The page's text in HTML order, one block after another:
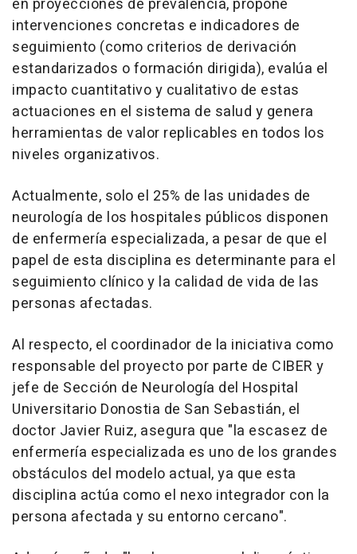
en proyecciones de prevalencia, propone
intervenciones concretas e indicadores de
seguimiento (como criterios de derivación
estandarizados o formación dirigida), evalúa el
impacto cuantitativo y cualitativo de estas
actuaciones en el sistema de salud y genera
herramientas de valor replicables en todos los
niveles organizativos.
Actualmente, solo el 25% de las unidades de
neurología de los hospitales públicos disponen
de enfermería especializada, a pesar de que el
papel de esta disciplina es determinante para el
seguimiento clínico y la calidad de vida de las
personas afectadas.
Al respecto, el coordinador de la iniciativa como
responsable del proyecto por parte de CIBER y
jefe de Sección de Neurología del Hospital
Universitario Donostia de San Sebastián, el
doctor Javier Ruiz, asegura que "la escasez de
enfermería especializada es uno de los grandes
obstáculos del modelo actual, ya que esta
disciplina actúa como el nexo integrador con la
persona afectada y su entorno cercano".